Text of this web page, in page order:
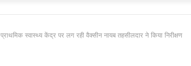
प्राथमिक स्वास्थ्य केंद्र पर लग रही वैक्सीन नायब तहसीलदार ने किया निरीक्षण